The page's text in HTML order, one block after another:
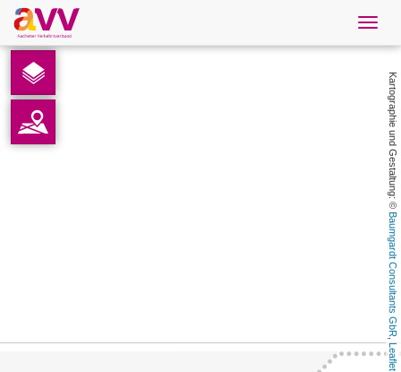
Deutsch
Downloads Kartographie und Gestaltung: ©
Baumgardt Consultants GbR
,
Leaflet